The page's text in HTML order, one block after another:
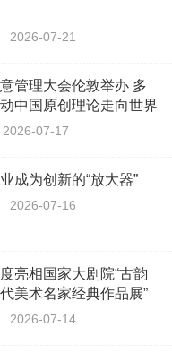
2026-07-21
管理大会伦敦举办 多
中国原创理论走向世界
2026-07-17
成为创新的“放大器”
2026-07-16
亮相国家大剧院“古韵
美术名家经典作品展”
2026-07-14